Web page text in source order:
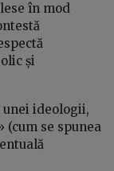
în mod
și
unei ideologii,
(cum se spunea